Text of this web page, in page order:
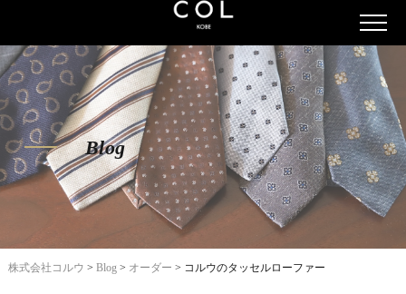
Blog
株式会社コルウ > Blog> オーダー > コルウのタッセルローファー